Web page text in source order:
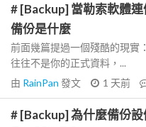
# [Backup] 當勒索軟體
備份是什麼
前面幾篇提過一個殘酷的現實
往往不是你的正式資料，...
由 RainPan 發文 1 天前
# [Backup] 為什麼備份